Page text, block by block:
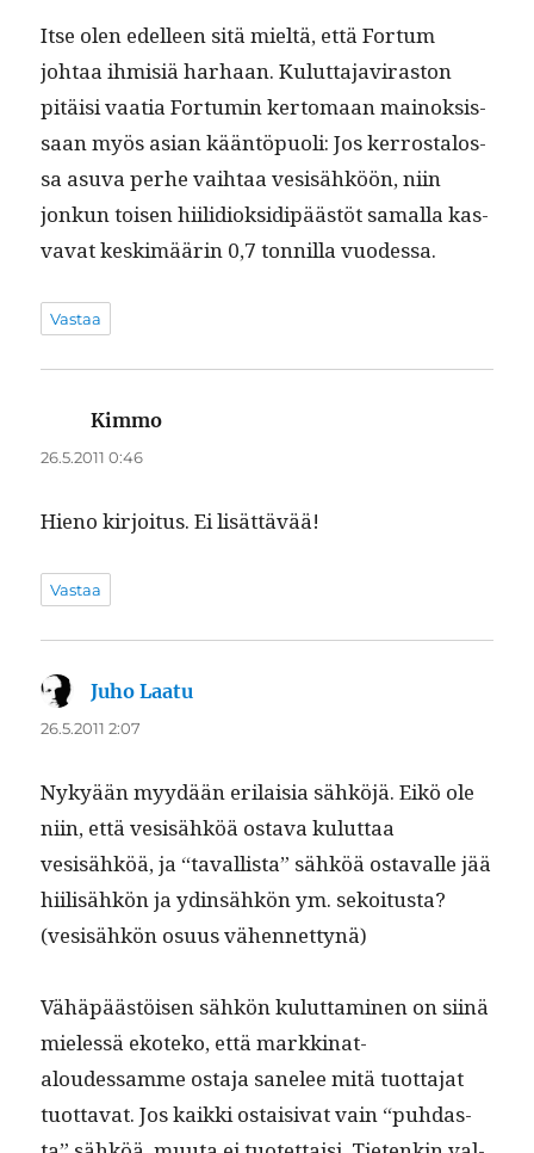
Itse olen edelleen sitä mieltä, että For­tum
johtaa ihmisiä harhaan. Kulut­ta­javi­ras­ton
pitäisi vaa­tia For­tu­min ker­tomaan main­ok­sis­
saan myös asian kään­töpuoli: Jos ker­rostalos­
sa asu­va per­he vai­h­taa vesisähköön, niin
jonkun toisen hiilid­iok­sidipäästöt samal­la kas­
va­vat keskimäärin 0,7 ton­nil­la vuodessa.
Vastaa
Kimmo
26.5.2011 0:46
Hieno kir­joi­tus. Ei lisättävää!
Vastaa
Juho Laatu
26.5.2011 2:07
Nykyään myy­dään eri­laisia sähköjä. Eikö ole
niin, että vesisähköä osta­va kulut­taa
vesisähköä, ja “taval­lista” sähköä ostavalle jää
hiil­isähkön ja ydin­sähkön ym. sekoi­tus­ta?
(vesisähkön osu­us vähennettynä)
Vähäpäästöisen sähkön kulut­ta­mi­nen on siinä
mielessä ekoteko, että markki­na­t­
aloudessamme osta­ja sanelee mitä tuot­ta­jat
tuot­ta­vat. Jos kaik­ki ostaisi­vat vain “puh­das­